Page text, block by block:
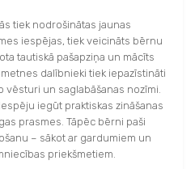
tiek nodrošinātas jaunas
iespējas, tiek veicināts bērnu
tautiskā pašapziņa un mācīts
dalībnieki tiek iepazīstināti
vēsturi un saglabāšanas nozīmi.
iegūt praktiskas zināšanas
prasmes. Tāpēc bērni paši
– sākot ar gardumiem un
priekšmetiem.